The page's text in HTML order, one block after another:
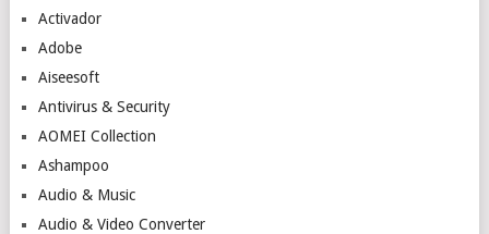
Activador
Adobe
Aiseesoft
Antivirus & Security
AOMEI Collection
Ashampoo
Audio & Music
Audio & Video Converter